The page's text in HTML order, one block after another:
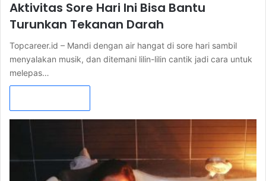
Aktivitas Sore Hari Ini Bisa Bantu
Turunkan Tekanan Darah
Topcareer.id – Mandi dengan air hangat di sore hari sambil
menyalakan musik, dan ditemani lilin-lilin cantik jadi cara untuk
melepas…